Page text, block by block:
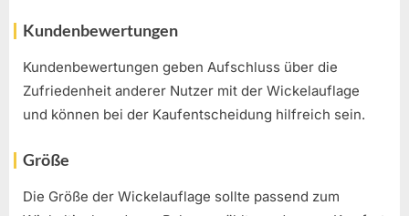
Kundenbewertungen
Kundenbewertungen geben Aufschluss über die
Zufriedenheit anderer Nutzer mit der Wickelauflage
und können bei der Kaufentscheidung hilfreich sein.
Größe
Die Größe der Wickelauflage sollte passend zum